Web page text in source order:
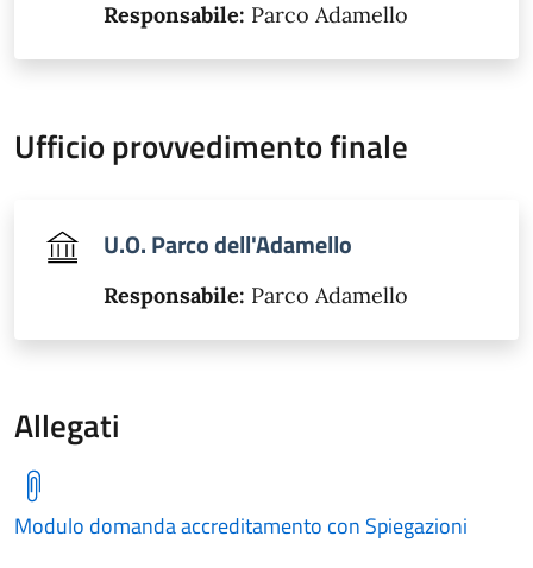
Responsabile: Parco Adamello
Ufficio provvedimento finale
U.O. Parco dell'Adamello
Responsabile: Parco Adamello
Allegati
Modulo domanda accreditamento con Spiegazioni